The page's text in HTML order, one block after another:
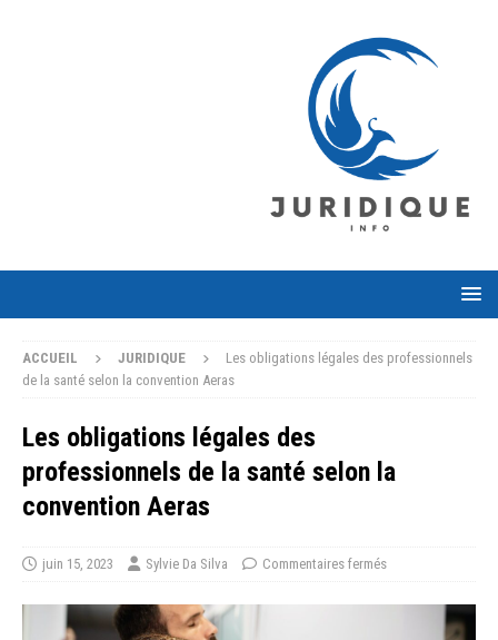
ACCUEIL JURIDIQUE
Les obligations légales des professionnels
de la santé selon la convention Aeras
Les obligations légales des
professionnels de la santé selon la
convention Aeras
juin 15, 2023 Sylvie Da Silva Commentaires fermés